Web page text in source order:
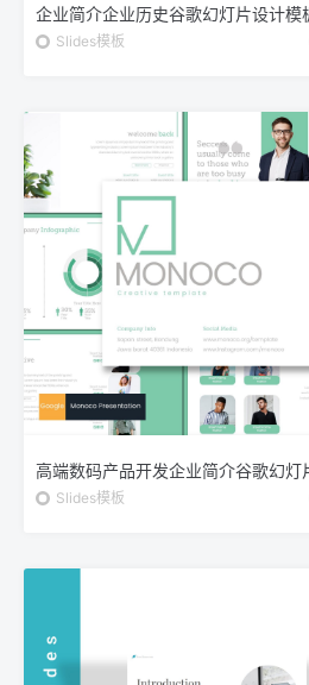
Slides模板
Slides模板